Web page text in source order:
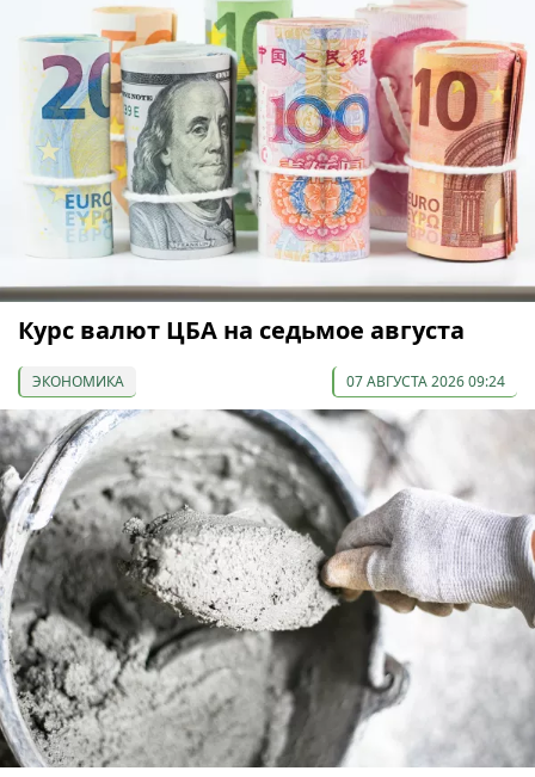
Курс валют ЦБА на седьмое августа
ЭКОНОМИКА 07 АВГУСТА 2026 09:24